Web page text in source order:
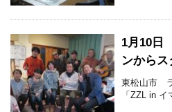
1月10日
ンからス
東松山市
「ZZL in